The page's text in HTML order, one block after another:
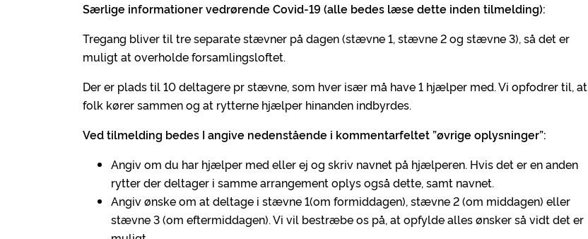
Særlige informationer vedrørende Covid-19 (alle bedes læse dette inden tilmelding):
Tregang bliver til tre separate stævner på dagen (stævne 1, stævne 2 og stævne 3), så det er
muligt at overholde forsamlingsloftet.
Der er plads til 10 deltagere pr stævne, som hver især må have 1 hjælper med. Vi opfodrer til, at
folk kører sammen og at rytterne hjælper hinanden indbyrdes.
Ved tilmelding bedes I angive nedenstående i kommentarfeltet ”øvrige oplysninger”:
Angiv om du har hjælper med eller ej og skriv navnet på hjælperen. Hvis det er en anden
rytter der deltager i samme arrangement oplys også dette, samt navnet.
Angiv ønske om at deltage i stævne 1(om formiddagen), stævne 2 (om middagen) eller
stævne 3 (om eftermiddagen). Vi vil bestræbe os på, at opfylde alles ønsker så vidt det er